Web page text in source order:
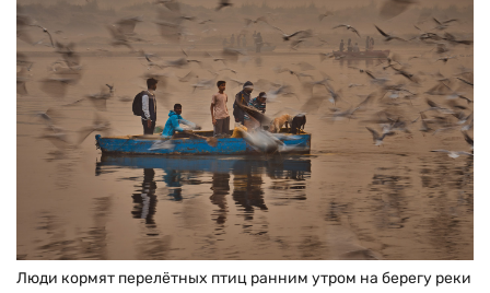
Люди кормят перелётных птиц ранним утром на берегу реки